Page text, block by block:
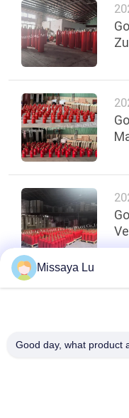
Missaya Lu
Good day, what product